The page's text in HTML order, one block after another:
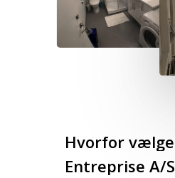
Hvorfor vælge
Entreprise A/S